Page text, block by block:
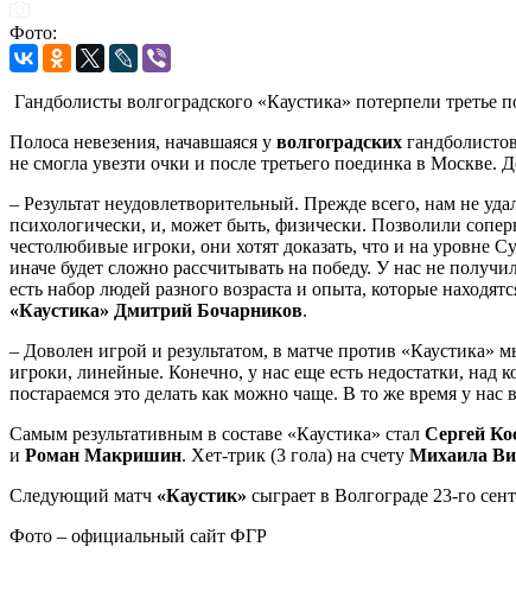
Фото:
Гандболисты волгоградского «Каустика» потерпели
Полоса невезения, начавшаяся у волгоградских
не смогла увезти очки и после третьего поединка в Москве.
– Результат неудовлетворительный. Прежде всего, нам не
психологически, и, может быть, физически. Позволили
честолюбивые игроки, они хотят доказать, что и на уровне
иначе будет сложно рассчитывать на победу. У нас не
есть набор людей разного возраста и опыта, которые
«Каустика» Дмитрий Бочарников.
– Доволен игрой и результатом, в матче против
игроки, линейные. Конечно, у нас еще есть недостатки, над
постараемся это делать как можно чаще. В то же время у
Самым результативным в составе «Каустика» стал Сергей
и Роман Макришин. Хет-трик (3 гола) на счету Михаила
Следующий матч «Каустик» сыграет в Волгограде 23-го
Фото – официальный сайт ФГР